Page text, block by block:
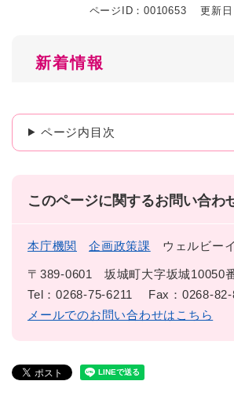
ページID：0010653 更新
新着情報
ページ内目次
このページに関するお問い合わ
本庁機関 企画政策課 ウェルビー
〒389-0601
坂城町大字坂城10050
Tel：0268-75-6211
Fax：0268-
メールでのお問い合わせはこちら